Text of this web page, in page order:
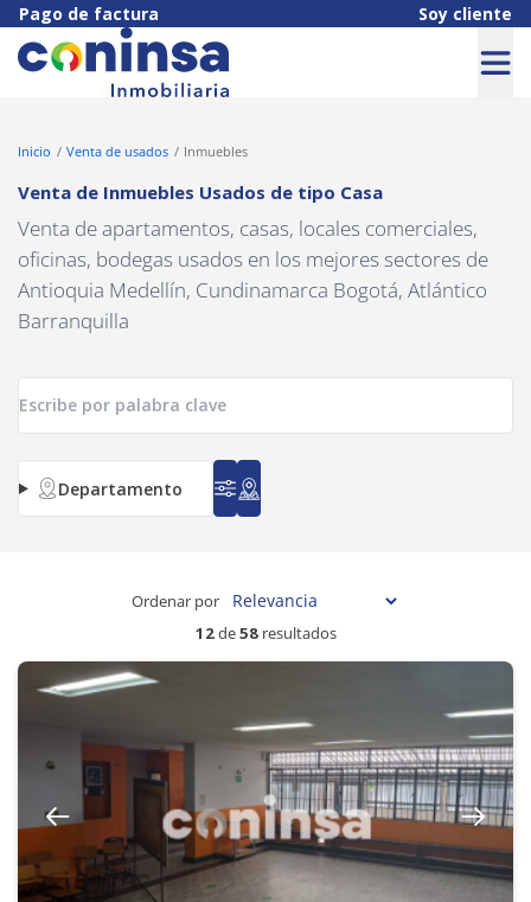
Pago de factura Soy cliente
Inicio Venta de usados Inmuebles
Venta de Inmuebles Usados de tipo Casa
Venta de apartamentos, casas, locales comerciales,
oficinas, bodegas usados en los mejores sectores de
Antioquia Medellín, Cundinamarca Bogotá, Atlántico
Barranquilla
Departamento
12de58resultados
Ordenar por